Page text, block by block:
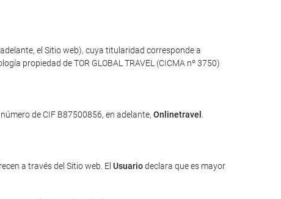
el Sitio web), cuya titularidad corresponde a
propiedad de TOR GLOBAL TRAVEL (CICMA nº 3750)
de CIF B87500856, en adelante, Onlinetravel
a través del Sitio web. El Usuariodeclara que es mayor